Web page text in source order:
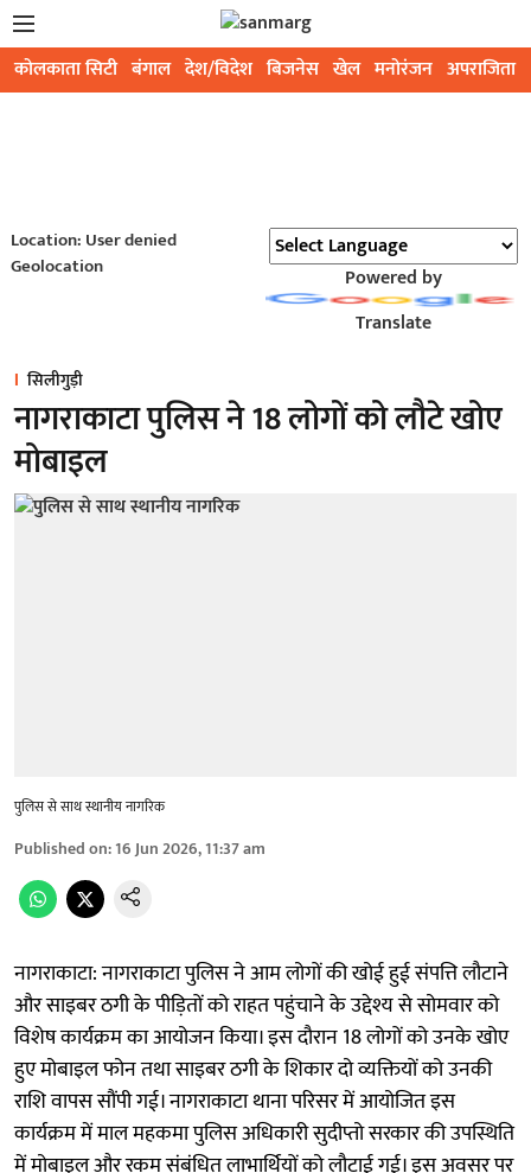
कोलकाता सिटी बंगाल देश/विदेश बिजनेस खेल मनोरंजन अपराजिता
Location: User denied
Geolocation
Powered by
Translate
सिलीगुड़ी
नागराकाटा पुलिस ने 18 लोगों को लौटे खोए
मोबाइल
पुलिस से साथ स्थानीय नागरिक
Published on:16 Jun 2026, 11:37 am
नागराकाटा: नागराकाटा पुलिस ने आम लोगों की खोई हुई संपत्ति लौटाने
और साइबर ठगी के पीड़ितों को राहत पहुंचाने के उद्देश्य से सोमवार को
विशेष कार्यक्रम का आयोजन किया। इस दौरान 18 लोगों को उनके खोए
हुए मोबाइल फोन तथा साइबर ठगी के शिकार दो व्यक्तियों को उनकी
राशि वापस सौंपी गई। नागराकाटा थाना परिसर में आयोजित इस
कार्यक्रम में माल महकमा पुलिस अधिकारी सुदीप्तो सरकार की उपस्थिति
में मोबाइल और रकम संबंधित लाभार्थियों को लौटाई गई। इस अवसर पर